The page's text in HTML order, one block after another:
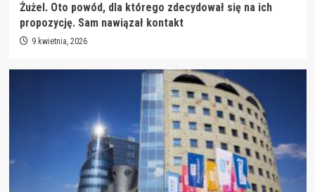
Żużel. Oto powód, dla którego zdecydował się na ich
propozycję. Sam nawiązał kontakt
9 kwietnia, 2026